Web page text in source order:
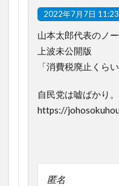
2022年7月7日
山本太郎代表のノ
上波未公開版
「消費税廃止くら
自民党は嘘ばかり。
https://
匿名